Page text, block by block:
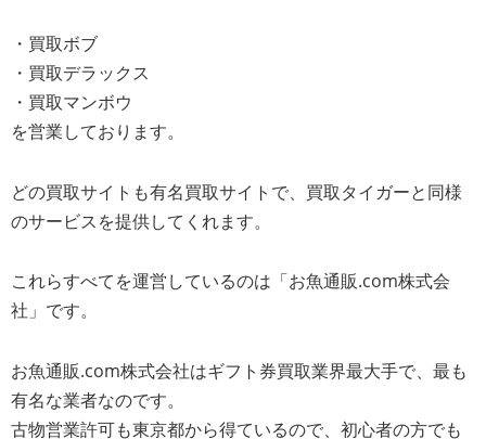
・買取ボブ
・買取デラックス
・買取マンボウ
を営業しております。
どの買取サイトも有名買取サイトで、買取タイガーと同様
のサービスを提供してくれます。
これらすべてを運営しているのは「お魚通販.com株式会
社」です。
お魚通販.com株式会社はギフト券買取業界最大手で、最も
有名な業者なのです。
古物営業許可も東京都から得ているので、初心者の方でも